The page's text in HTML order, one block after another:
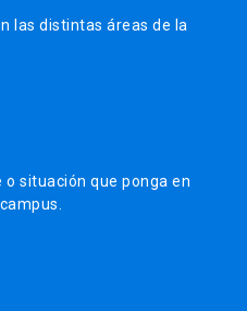
las distintas áreas de la
situación que ponga en